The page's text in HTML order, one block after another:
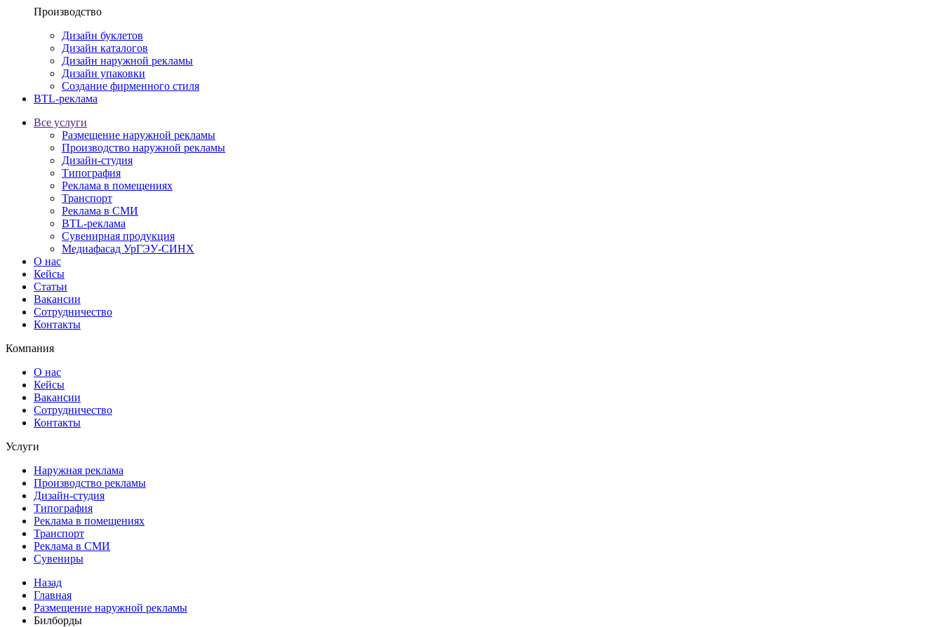
Производство
Дизайн буклетов
Дизайн каталогов
Дизайн наружной рекламы
Дизайн упаковки
Создание фирменного стиля
BTL-реклама
Все услуги
Размещение наружной рекламы
Производство наружной рекламы
Дизайн-студия
Типография
Реклама в помещениях
Транспорт
Реклама в СМИ
BTL-реклама
Сувенирная продукция
Медиафасад УрГЭУ-СИНХ
О нас
Кейсы
Статьи
Вакансии
Сотрудничество
Контакты
Компания
О нас
Кейсы
Вакансии
Сотрудничество
Контакты
Услуги
Наружная реклама
Производство рекламы
Дизайн-студия
Типография
Реклама в помещениях
Транспорт
Реклама в СМИ
Сувениры
Назад
Главная
Размещение наружной рекламы
Билборды